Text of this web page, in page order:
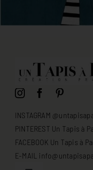
INSTAGRAM
PINTEREST Un Tapis à
FACEBOOK Un Tapis à
E-MAIL